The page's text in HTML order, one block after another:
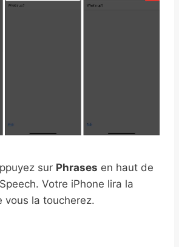
sur Phrases en haut de
Votre iPhone lira la
vous la toucherez.